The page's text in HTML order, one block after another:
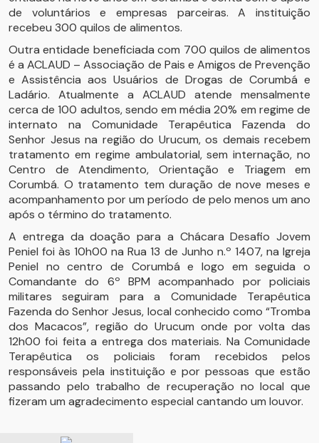
de voluntários e empresas parceiras. A instituição
recebeu 300 quilos de alimentos.
Outra entidade beneficiada com 700 quilos de alimentos
é a ACLAUD – Associação de Pais e Amigos de Prevenção
e Assistência aos Usuários de Drogas de Corumbá e
Ladário. Atualmente a ACLAUD atende mensalmente
cerca de 100 adultos, sendo em média 20% em regime de
internato na Comunidade Terapêutica Fazenda do
Senhor Jesus na região do Urucum, os demais recebem
tratamento em regime ambulatorial, sem internação, no
Centro de Atendimento, Orientação e Triagem em
Corumbá. O tratamento tem duração de nove meses e
acompanhamento por um período de pelo menos um ano
após o término do tratamento.
A entrega da doação para a Chácara Desafio Jovem
Peniel foi às 10h00 na Rua 13 de Junho n.º 1407, na Igreja
Peniel no centro de Corumbá e logo em seguida o
Comandante do 6º BPM acompanhado por policiais
militares seguiram para a Comunidade Terapêutica
Fazenda do Senhor Jesus, local conhecido como “Tromba
dos Macacos”, região do Urucum onde por volta das
12h00 foi feita a entrega dos materiais. Na Comunidade
Terapêutica os policiais foram recebidos pelos
responsáveis pela instituição e por pessoas que estão
passando pelo trabalho de recuperação no local que
fizeram um agradecimento especial cantando um louvor.